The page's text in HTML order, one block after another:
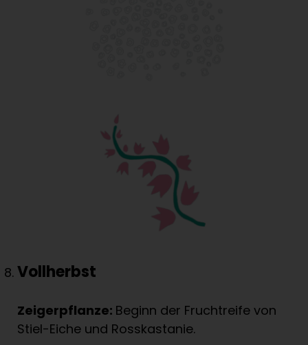
Vollherbst
Zeigerpflanze: Beginn der Fruchtreife von
Stiel-Eiche und Rosskastanie.